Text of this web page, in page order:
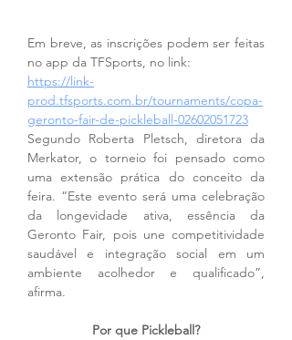
Em breve, as inscrições podem ser feitas
no app da TFSports, no link:
https://link-
prod.tfsports.com.br/tournaments/copa-
geronto-fair-de-pickleball-02602051723
Segundo Roberta Pletsch, diretora da
Merkator, o torneio foi pensado como
uma extensão prática do conceito da
feira. “Este evento será uma celebração
da longevidade ativa, essência da
Geronto Fair, pois une competitividade
saudável e integração social em um
ambiente acolhedor e qualificado”,
afirma.
Por que Pickleball?